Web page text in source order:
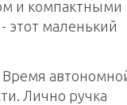
и компактными
этот маленький
Время
Лично ручка